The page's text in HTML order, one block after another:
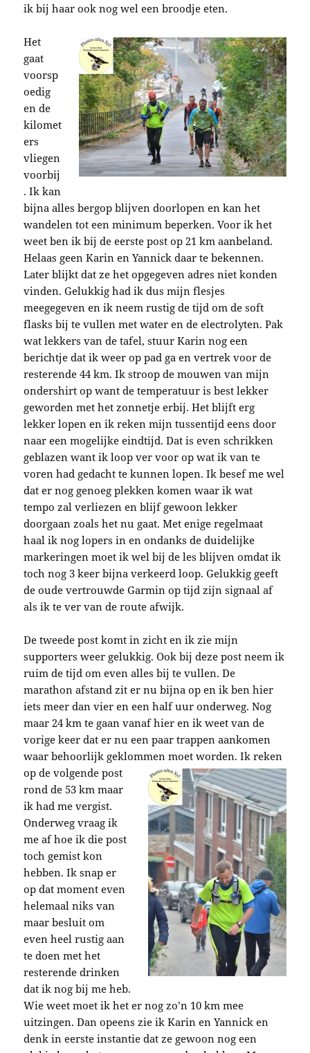
ik bij haar ook nog wel een broodje eten.
Het
gaat
voorsp
oedig
en de
kilomet
ers
vliegen
voorbij
. Ik kan
bijna alles bergop blijven doorlopen en kan het
wandelen tot een minimum beperken. Voor ik het
weet ben ik bij de eerste post op 21 km aanbeland.
Helaas geen Karin en Yannick daar te bekennen.
Later blijkt dat ze het opgegeven adres niet konden
vinden. Gelukkig had ik dus mijn flesjes
meegegeven en ik neem rustig de tijd om de soft
flasks bij te vullen met water en de electrolyten. Pak
wat lekkers van de tafel, stuur Karin nog een
berichtje dat ik weer op pad ga en vertrek voor de
resterende 44 km. Ik stroop de mouwen van mijn
ondershirt op want de temperatuur is best lekker
geworden met het zonnetje erbij. Het blijft erg
lekker lopen en ik reken mijn tussentijd eens door
naar een mogelijke eindtijd. Dat is even schrikken
geblazen want ik loop ver voor op wat ik van te
voren had gedacht te kunnen lopen. Ik besef me wel
dat er nog genoeg plekken komen waar ik wat
tempo zal verliezen en blijf gewoon lekker
doorgaan zoals het nu gaat. Met enige regelmaat
haal ik nog lopers in en ondanks de duidelijke
markeringen moet ik wel bij de les blijven omdat ik
toch nog 3 keer bijna verkeerd loop. Gelukkig geeft
de oude vertrouwde Garmin op tijd zijn signaal af
als ik te ver van de route afwijk.
De tweede post komt in zicht en ik zie mijn
supporters weer gelukkig. Ook bij deze post neem ik
ruim de tijd om even alles bij te vullen. De
marathon afstand zit er nu bijna op en ik ben hier
iets meer dan vier en een half uur onderweg. Nog
maar 24 km te gaan vanaf hier en ik weet van de
vorige keer dat er nu een paar trappen aankomen
waar behoorlijk geklommen moet worden.Ik reken
op de volgende post
rond de 53 km maar
ik had me vergist.
Onderweg vraag ik
me af hoe ik die post
toch gemist kon
hebben. Ik snap er
op dat moment even
helemaal niks van
maar besluit om
even heel rustig aan
te doen met het
resterende drinken
dat ik nog bij me heb.
Wie weet moet ik het er nog zo’n 10 km mee
uitzingen. Dan opeens zie ik Karin en Yannick en
denk in eerste instantie dat ze gewoon nog een